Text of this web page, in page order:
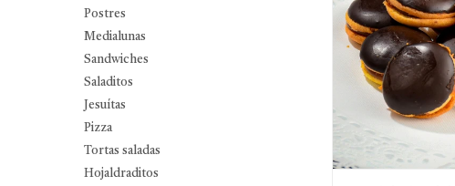
Postres
Medialunas
Sandwiches
Saladitos
Jesuítas
Pizza
Tortas saladas
Hojaldraditos